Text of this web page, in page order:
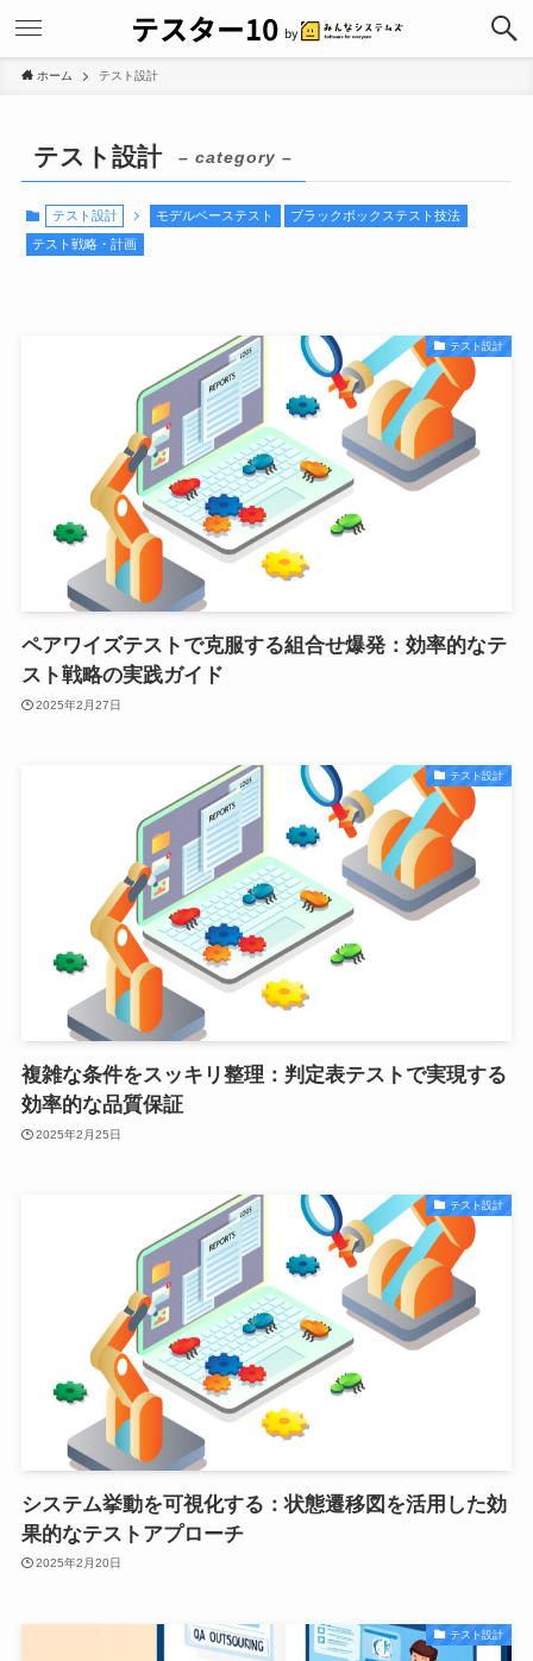
ホーム テスト設計
テスト設計 – category –
テスト設計 モデルベーステスト ブラックボックステスト技法
テスト戦略・計画
テスト設計
ペアワイズテストで克服する組合せ爆発：効率的なテ
スト戦略の実践ガイド
2025年2月27日
テスト設計
複雑な条件をスッキリ整理：判定表テストで実現する
効率的な品質保証
2025年2月25日
テスト設計
システム挙動を可視化する：状態遷移図を活用した効
果的なテストアプローチ
2025年2月20日
テスト設計